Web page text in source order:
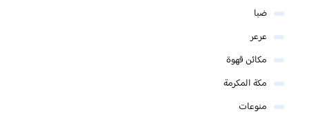
ضبا
عرعر
مكائن قهوة
مكة المكرمة
منوعات